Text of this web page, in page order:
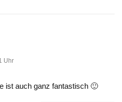
Uhr
ist auch ganz fantastisch 🙂